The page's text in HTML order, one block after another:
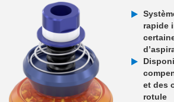
rapide
et des
rotule